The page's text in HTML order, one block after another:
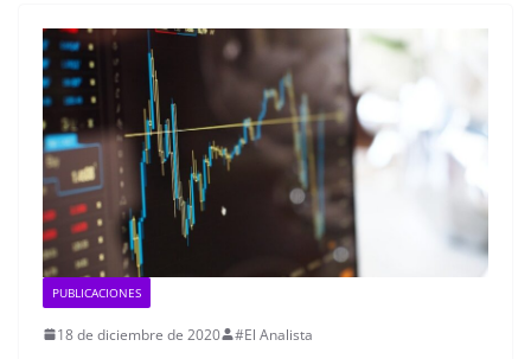
PUBLICACIONES
18 de diciembre de 2020 #El Analista